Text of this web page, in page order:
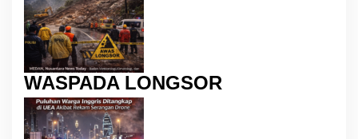
WASPADA LONGSOR